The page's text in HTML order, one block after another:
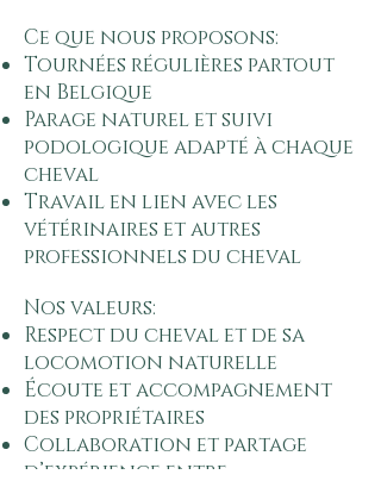
Ce que nous proposons:
Tournées régulières partout
en Belgique
Parage naturel et suivi
podologique adapté à chaque
cheval
Travail en lien avec les
vétérinaires et autres
professionnels du cheval
Nos valeurs:
Respect du cheval et de sa
locomotion naturelle
Écoute et accompagnement
des propriétaires
Collaboration et partage
d’expérience entre